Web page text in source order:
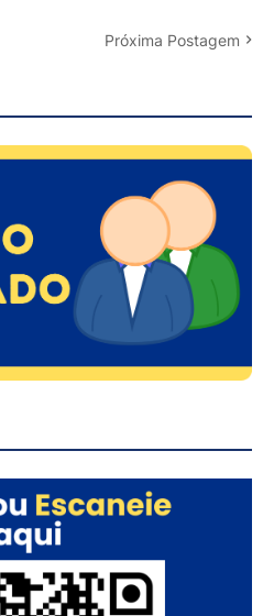
Próxima Postagem